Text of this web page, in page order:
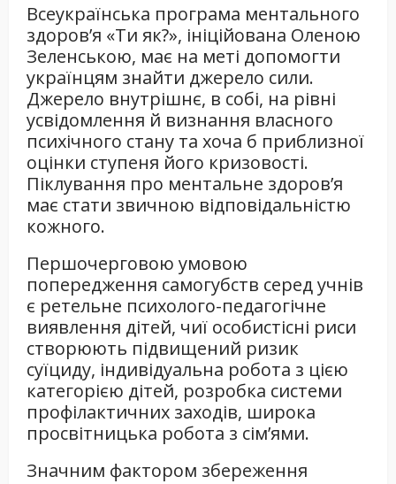
Всеукраїнська програма ментального
здоров’я «Ти як?», ініційована Оленою
Зеленською, має на меті допомогти
українцям знайти джерело сили.
Джерело внутрішнє, в собі, на рівні
усвідомлення й визнання власного
психічного стану та хоча б приблизної
оцінки ступеня його кризовості.
Піклування про ментальне здоров’я
має стати звичною відповідальністю
кожного.
Першочерговою умовою
попередження самогубств серед учнів
є ретельне психолого-педагогічне
виявлення дітей, чиї особистісні риси
створюють підвищений ризик
суїциду, індивідуальна робота з цією
категорією дітей, розробка системи
профілактичних заходів, широка
просвітницька робота з сім’ями.
Значним фактором збереження